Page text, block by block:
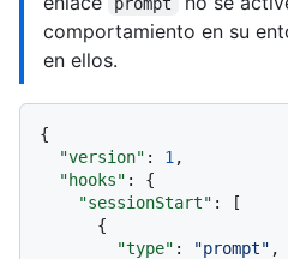
comportamiento en su
en ellos.
{
"version" : 1 ,
"hooks" :
{
"sessionStart" :
[
{
"type" : "prompt" ,